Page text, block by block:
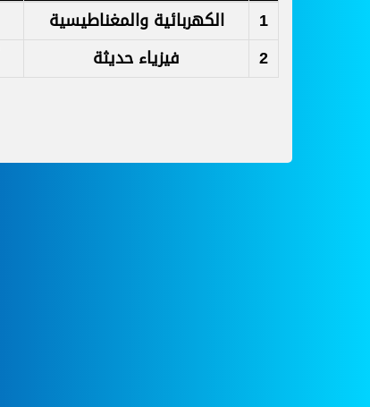
1 الكهربائية والمغناطيسية
2
فيزياء حديثة